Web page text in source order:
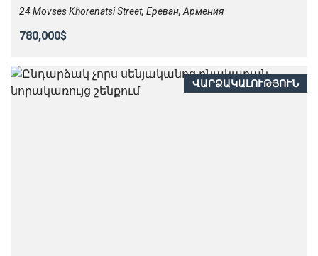
24 Movses Khorenatsi Street, Ереван, Армения
780,000$
ՎԱՐՁԱԿԱԼՈՒԹՅՈՒՆ